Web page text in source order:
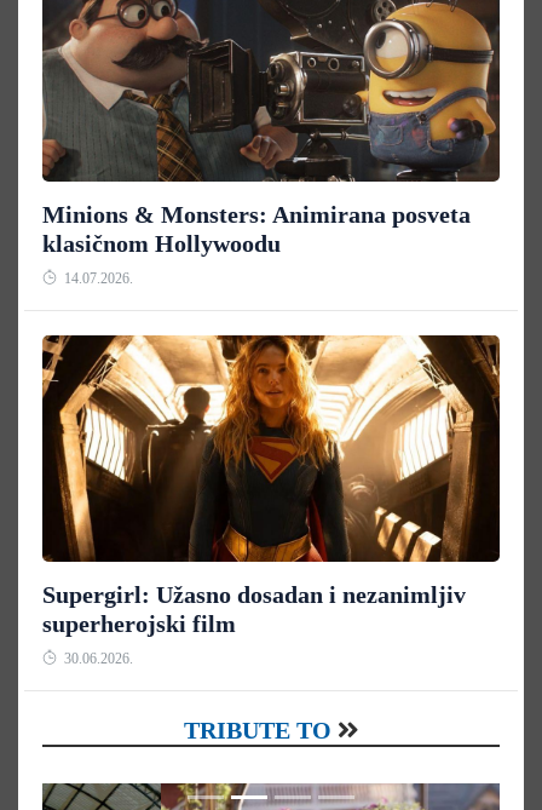
Minions & Monsters: Animirana posveta
klasičnom Hollywoodu
14.07.2026.
Supergirl: Užasno dosadan i nezanimljiv
superherojski film
30.06.2026.
TRIBUTE TO